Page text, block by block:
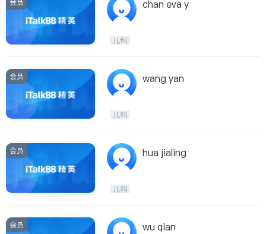
会员 chan eva y
儿科
会员 wang yan
儿科
会员 hua jialing
儿科
会员 wu qian